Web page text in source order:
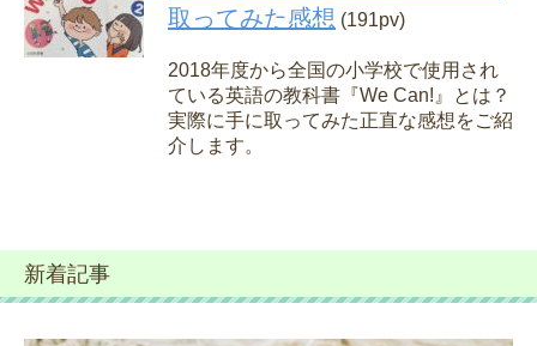
取ってみた感想 (191pv)
2018年度から全国の小学校で使用され
ている英語の教科書『We Can!』とは？
実際に手に取ってみた正直な感想をご紹
介します。
新着記事